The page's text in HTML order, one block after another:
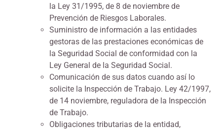
la Ley 31/1995, de 8 de noviembre de
Prevención de Riesgos Laborales.
Suministro de información a las entidades
gestoras de las prestaciones económicas de
la Seguridad Social de conformidad con la
Ley General de la Seguridad Social.
Comunicación de sus datos cuando así lo
solicite la Inspección de Trabajo. Ley 42/1997,
de 14 noviembre, reguladora de la Inspección
de Trabajo.
Obligaciones tributarias de la entidad,